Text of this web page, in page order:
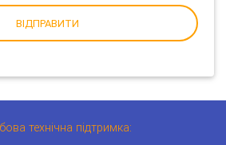
ВІДПРАВИТИ
технічна підтримка: